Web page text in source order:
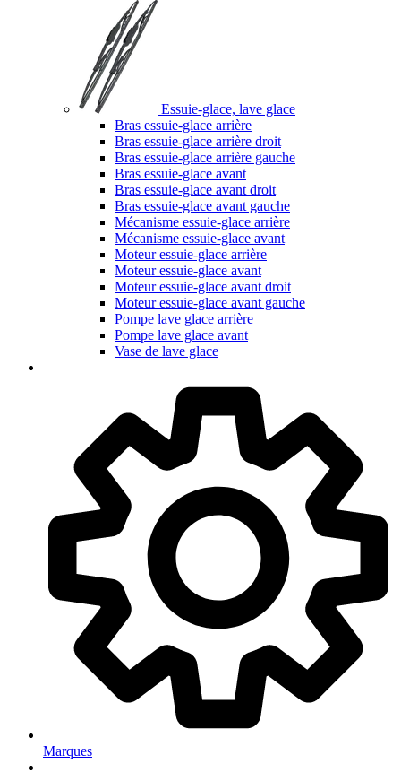
Essuie-glace, lave glace
Bras essuie-glace arrière
Bras essuie-glace arrière droit
Bras essuie-glace arrière gauche
Bras essuie-glace avant
Bras essuie-glace avant droit
Bras essuie-glace avant gauche
Mécanisme essuie-glace arrière
Mécanisme essuie-glace avant
Moteur essuie-glace arrière
Moteur essuie-glace avant
Moteur essuie-glace avant droit
Moteur essuie-glace avant gauche
Pompe lave glace arrière
Pompe lave glace avant
Vase de lave glace
Marques